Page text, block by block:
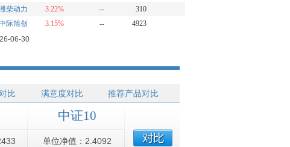
柴动力 3.22% --
310
际旭创 3.15% --
4923
06-30
比 满意度对比 推荐产品对比
中证10
单位净值：2.4092